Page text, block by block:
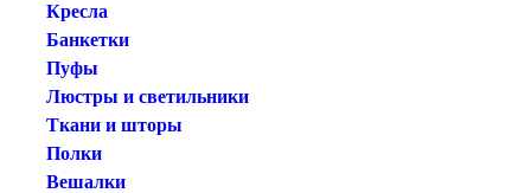
Кресла
Банкетки
Пуфы
Люстры и светильники
Ткани и шторы
Полки
Вешалки